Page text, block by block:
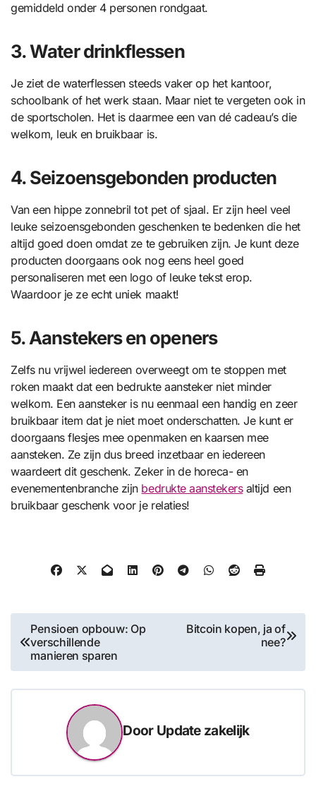
gemiddeld onder 4 personen rondgaat.
3. Water drinkflessen
Je ziet de waterflessen steeds vaker op het kantoor,
schoolbank of het werk staan. Maar niet te vergeten ook in
de sportscholen. Het is daarmee een van dé cadeau’s die
welkom, leuk en bruikbaar is.
4. Seizoensgebonden producten
Van een hippe zonnebril tot pet of sjaal. Er zijn heel veel
leuke seizoensgebonden geschenken te bedenken die het
altijd goed doen omdat ze te gebruiken zijn. Je kunt deze
producten doorgaans ook nog eens heel goed
personaliseren met een logo of leuke tekst erop.
Waardoor je ze echt uniek maakt!
5. Aanstekers en openers
Zelfs nu vrijwel iedereen overweegt om te stoppen met
roken maakt dat een bedrukte aansteker niet minder
welkom. Een aansteker is nu eenmaal een handig en zeer
bruikbaar item dat je niet moet onderschatten. Je kunt er
doorgaans flesjes mee openmaken en kaarsen mee
aansteken. Ze zijn dus breed inzetbaar en iedereen
waardeert dit geschenk. Zeker in de horeca- en
evenementenbranche zijn bedrukte aanstekersaltijd een
bruikbaar geschenk voor je relaties!
Bericht
navigatie
Pensioen opbouw: Op
verschillende
manieren sparen
Bitcoin kopen, ja of
nee?
Door Update zakelijk